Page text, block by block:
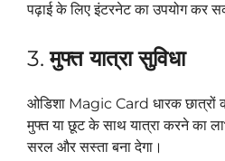
पढ़ाई के लिए इंटरनेट का उपयोग कर
3.मुफ्त यात्रा सुविधा
ओडिशा Magic Card धारक छात्रों
मुफ्त या छूट के साथ यात्रा करने का
सरल और सस्ता बना देगा।